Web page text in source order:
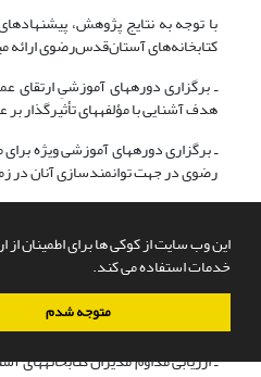
این وب سایت از کوکی ها برای اطمینان از
خدمات استفاده می کند.
متوجه شدم
با توجه به نتایج پژوهش،
کتابخانه‌های آستان‌قدس‌رضوی ارائه
ـ برگزاری دوره­های آموزشیِ ارتقای
هدف آشنایی با مؤلفه­های تأثیرگذار
ـ برگزاری دوره­های آموزشی ویژه
‌رضوی در جهت توانمندسازی آنان در
ـ توجه مدیران سطح عالی
اجتماعی مطلوبی برخوردارند، به­ویژه
تعامل با سایر افراد است.
ـ برگزاری دوره­های کوتاه‌مدت
از تجربه‌های مدیران پیشین.
ـ ارزیابی مداوم مدیران